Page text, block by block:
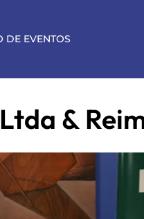
DE EVENTOS
&